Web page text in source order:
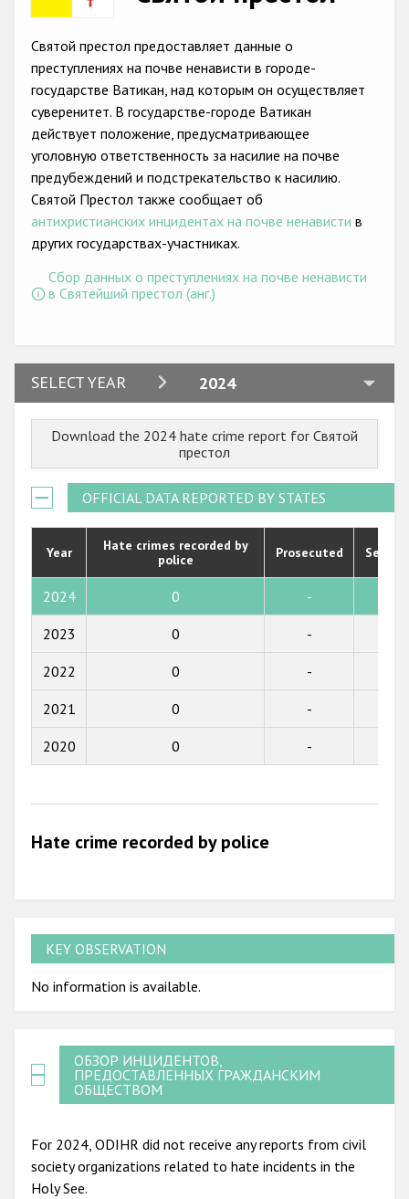
Anti-Roma hate crime
Anti-Semitic hate crime
Anti-Muslim hate crime
Anti-Christian hate crime
Other hate crime based on religion or belief
Gender-based hate crime
Disability hate crime
Организации гражданского общества
Государства-участники
Святой престол предоставляет данные о
преступлениях на почве ненависти в городе-
государстве Ватикан, над которым он осуществляет
суверенитет. В государстве-городе Ватикан
действует положение, предусматривающее
уголовную ответственность за насилие на почве
предубеждений и подстрекательство к насилию.
Святой Престол также сообщает об
антихристианских инцидентах на почве ненависти в
других государствах-участниках.
Сбор данных о преступлениях на почве ненависти
в Святейший престол (анг.)
SELECT YEAR 2024
2024
2022
2021
2020
2019
2018
2017
2011
2010
Download the 2024 hate crime report for Святой
престол
OFFICIAL DATA REPORTED BY STATES
Year
Hate crimes recorded by
police
Prosecuted
2024 0 -
2023 0 -
2022 0 -
2021 0 -
2020 0 -
Hate crime recorded by police
KEY OBSERVATION
No information is available.
ОБЗОР ИНЦИДЕНТОВ,
ПРЕДОСТАВЛЕННЫХ ГРАЖДАНСКИМ
ОБЩЕСТВОМ
For 2024, ODIHR did not receive any reports from civil
society organizations related to hate incidents in the
Holy See.